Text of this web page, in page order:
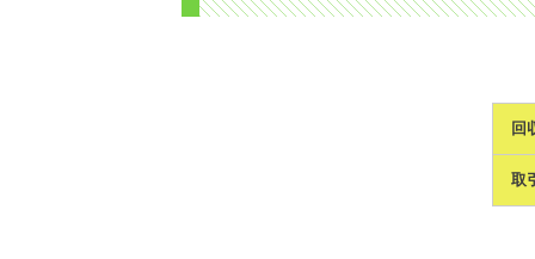
回
取